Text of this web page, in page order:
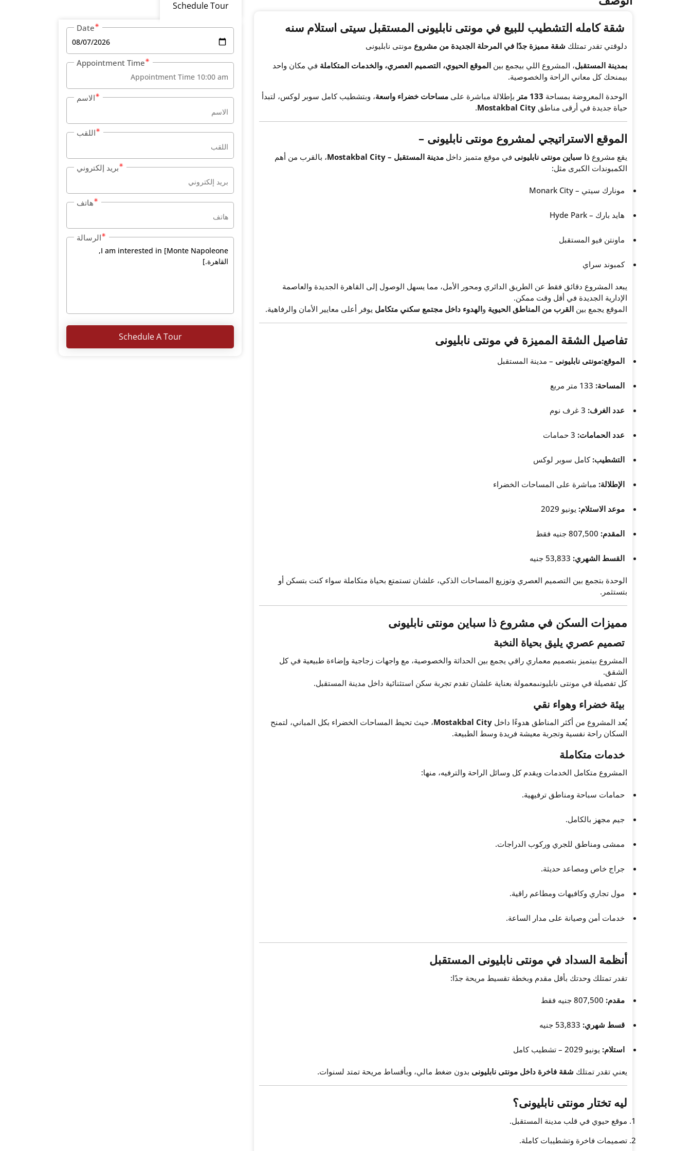
شقة كامله التشطيب للبيع في مونتى نابليونى المستقبل سيتى استلام سنه
دلوقتي تقدر تمتلك شقة مميزة جدًا في المرحلة الجديدة من مشروع مونتى نابليونى
بمدينة المستقبل، المشروع اللي بيجمع بين الموقع الحيوي، التصميم العصري، والخدمات المتكاملة في مكان واحد
بيمنحك كل معاني الراحة والخصوصية.
الوحدة المعروضة بمساحة 133 متر بإطلالة مباشرة على مساحات خضراء واسعة، وبتشطيب كامل سوبر لوكس، لتبدأ
حياة جديدة في أرقى مناطق Mostakbal City
.
الموقع الاستراتيجي لمشروع مونتى نابليونى –
يقع مشروع ذا سباين مونتى نابليونى في موقع متميز داخل مدينة المستقبل – Mostakbal City
، بالقرب من أهم
الكمبوندات الكبرى مثل:
مونارك سيتي – Monark City
هايد بارك – Hyde Park
ماونتن فيو المستقبل
كمبوند سراي
يبعد المشروع دقائق فقط عن الطريق الدائري ومحور الأمل، مما يسهل الوصول إلى القاهرة الجديدة والعاصمة
الإدارية الجديدة في أقل وقت ممكن.
الموقع يجمع بين القرب من المناطق الحيوية والهدوء داخل مجتمع سكني متكامل يوفر أعلى معايير الأمان والرفاهية.
تفاصيل الشقة المميزة في مونتى نابليونى
الموقع:مونتى نابليونى – مدينة المستقبل
المساحة:
عدد الغرف:
عدد الحمامات:
التشطيب: كامل سوبر لوكس
الإطلالة: مباشرة على المساحات الخضراء
موعد الاستلام: يونيو 2029
المقدم:
القسط الشهري:
الوحدة بتجمع بين التصميم العصري وتوزيع المساحات الذكي، علشان تستمتع بحياة متكاملة سواء كنت بتسكن أو
بتستثمر.
مميزات السكن في مشروع ذا سباين مونتى نابليونى
تصميم عصري يليق بحياة النخبة
المشروع بيتميز بتصميم معماري راقي يجمع بين الحداثة والخصوصية، مع واجهات زجاجية وإضاءة طبيعية في كل
الشقق.
كل تفصيلة في مونتى نابليونىمعمولة بعناية علشان تقدم تجربة سكن استثنائية داخل مدينة المستقبل.
بيئة خضراء وهواء نقي
يُعد المشروع من أكثر المناطق هدوءًا داخل Mostakbal City، حيث تحيط المساحات الخضراء بكل المباني، لتمنح
السكان راحة نفسية وتجربة معيشة فريدة وسط الطبيعة.
خدمات متكاملة
المشروع متكامل الخدمات ويقدم كل وسائل الراحة والترفيه، منها:
حمامات سباحة ومناطق ترفيهية.
جيم مجهز بالكامل.
ممشى ومناطق للجري وركوب الدراجات.
جراج خاص ومصاعد حديثة.
مول تجاري وكافيهات ومطاعم راقية.
خدمات أمن وصيانة على مدار الساعة.
أنظمة السداد في مونتى نابليونى المستقبل
تقدر تمتلك وحدتك بأقل مقدم وبخطة تقسيط مريحة جدًا:
مقدم:
قسط شهري:
استلام: يونيو 2029 – تشطيب كامل
يعني تقدر تمتلك شقة فاخرة داخل مونتى نابليونى بدون ضغط مالي، وبأقساط مريحة تمتد لسنوات.
ليه تختار مونتى نابليونى؟
موقع حيوي في قلب مدينة المستقبل.
تصميمات فاخرة وتشطيبات كاملة.
Schedule Tour
Date
Appointment Time
الاسم
اللقب
بريد إلكتروني
هاتف
الرسالة
Schedule A Tour